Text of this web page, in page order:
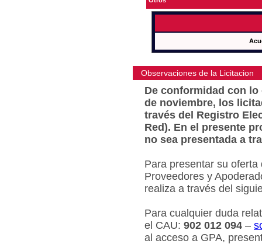
Observaciones de la Licitacion
De conformidad con lo
de noviembre, los
través del Registro
Red). En el presente
no sea presentada a
Para presentar su
Proveedores y
realiza a través del
Para cualquier duda
el CAU: 902 012 094 –
al acceso a GPA,